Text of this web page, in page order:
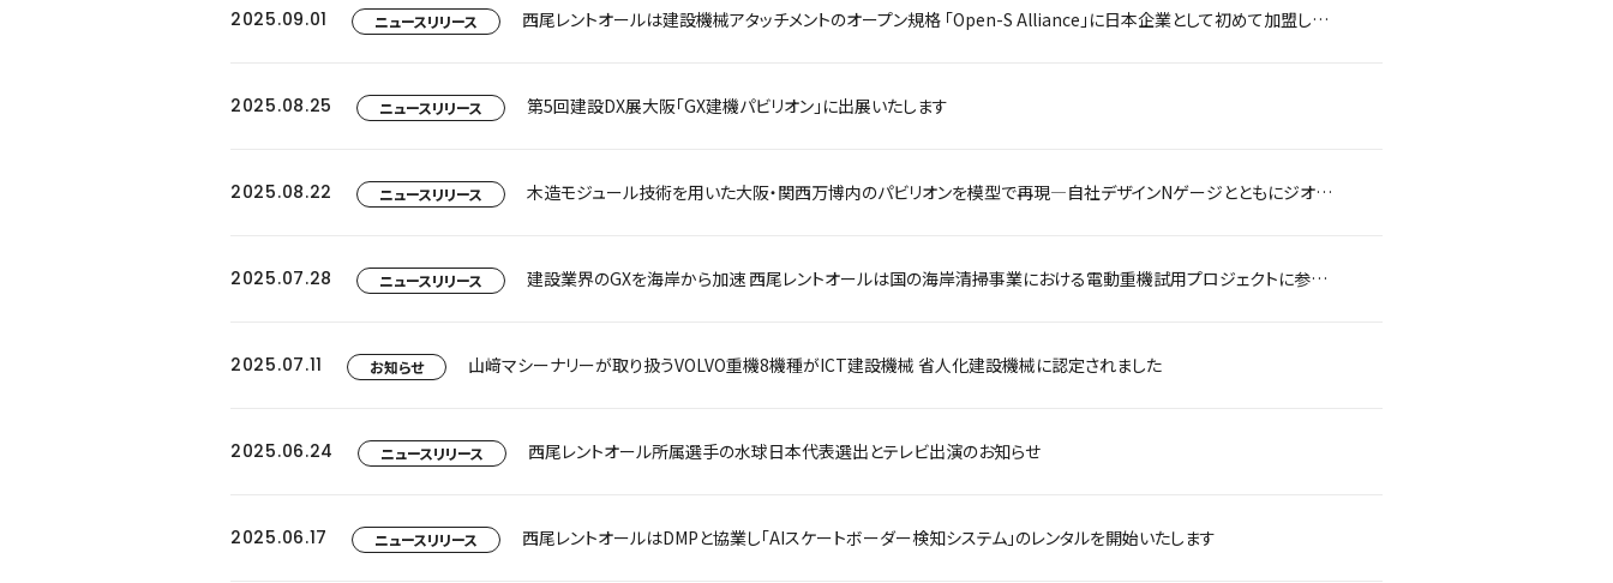
2025.09.01 ニュースリリース 西尾レントオールは建設機械アタッチメントのオープン規格 「Open-S Alliance」に日本企業として初めて加盟しました― 建設業界の生産性向上とDXをグローバルな標準化で後押し ―
2025.08.25 ニュースリリース 第5回建設DX展大阪「GX建機パビリオン」に出展いたします
2025.08.22 ニュースリリース 木造モジュール技術を用いた大阪・関西万博内のパビリオンを模型で再現—自社デザインNゲージとともにジオラマを展示—
2025.07.28 ニュースリリース 建設業界のGXを海岸から加速 西尾レントオールは国の海岸清掃事業における電動重機試用プロジェクトに参画します
2025.07.11 お知らせ 山﨑マシーナリーが取り扱うVOLVO重機8機種がICT建設機械 省人化建設機械に認定されました
2025.06.24 ニュースリリース 西尾レントオール所属選手の水球日本代表選出とテレビ出演のお知らせ
2025.06.17 ニュースリリース 西尾レントオールはDMPと協業し「AIスケートボーダー検知システム」のレンタルを開始いたします